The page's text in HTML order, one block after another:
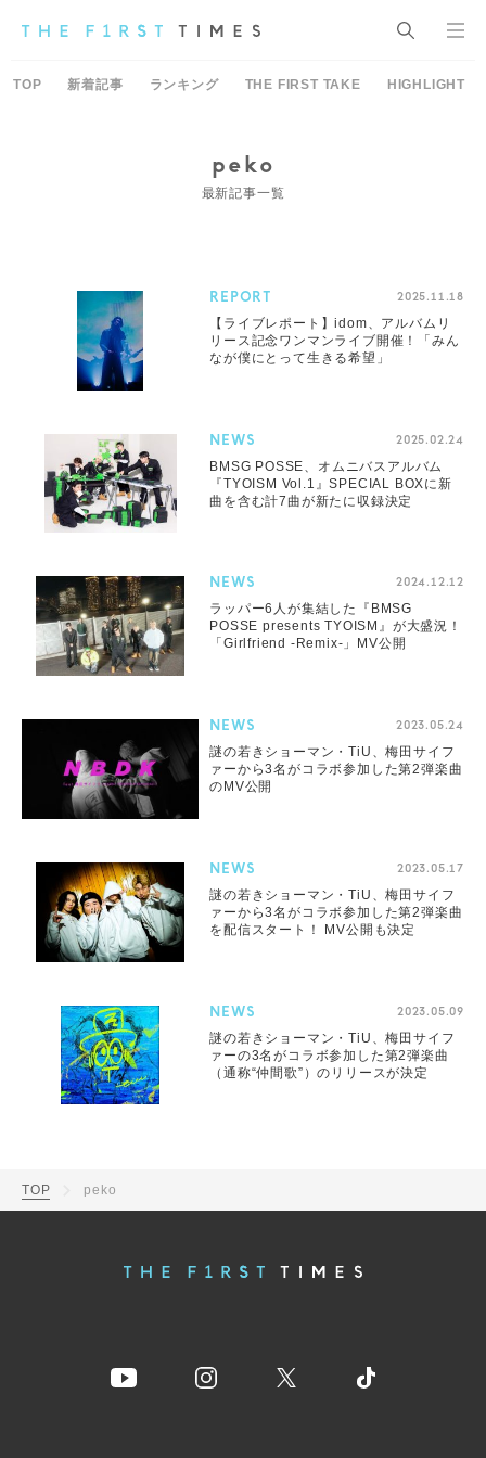
TOP 新着記事 ランキング THE FIRST TAKE HIGHLIGHT
peko
最新記事一覧
REPORT 2025.11.18
【ライブレポート】idom、アルバムリ
リース記念ワンマンライブ開催！「みん
なが僕にとって生きる希望」
NEWS 2025.02.24
BMSG POSSE、オムニバスアルバム
『TYOISM Vol.1』SPECIAL BOXに新
曲を含む計7曲が新たに収録決定
NEWS 2024.12.12
ラッパー6人が集結した『BMSG
POSSE presents TYOISM』が大盛況！
「Girlfriend -Remix-」MV公開
NEWS 2023.05.24
謎の若きショーマン・TiU、梅田サイフ
ァーから3名がコラボ参加した第2弾楽曲
のMV公開
NEWS 2023.05.17
謎の若きショーマン・TiU、梅田サイフ
ァーから3名がコラボ参加した第2弾楽曲
を配信スタート！ MV公開も決定
NEWS 2023.05.09
謎の若きショーマン・TiU、梅田サイフ
ァーの3名がコラボ参加した第2弾楽曲
（通称“仲間歌”）のリリースが決定
TOP peko